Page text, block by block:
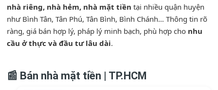
nhà riêng, nhà hẻm, nhà mặt tiền tại nhiều quận huyện
như Bình Tân, Tân Phú, Tân Bình, Bình Chánh… Thông tin rõ
ràng, giá bán hợp lý, pháp lý minh bạch, phù hợp cho nhu
cầu ở thực và đầu tư lâu dài.
📰 Bán nhà mặt tiền | TP.HCM